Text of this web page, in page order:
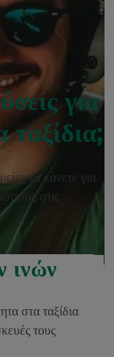
για
ταξίδια;
να κάνετε για
στις
ινών
στα ταξίδια
τους